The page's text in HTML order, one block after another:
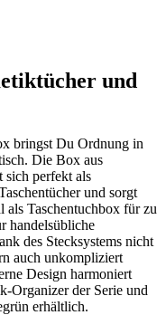
und
bringst Du Ordnung in
Die Box aus
perfekt als
und sorgt
als Taschentuchbox für zu
handelsübliche
des Stecksystems nicht
auch unkompliziert
Design harmoniert
Organizer der Serie und
erhältlich.